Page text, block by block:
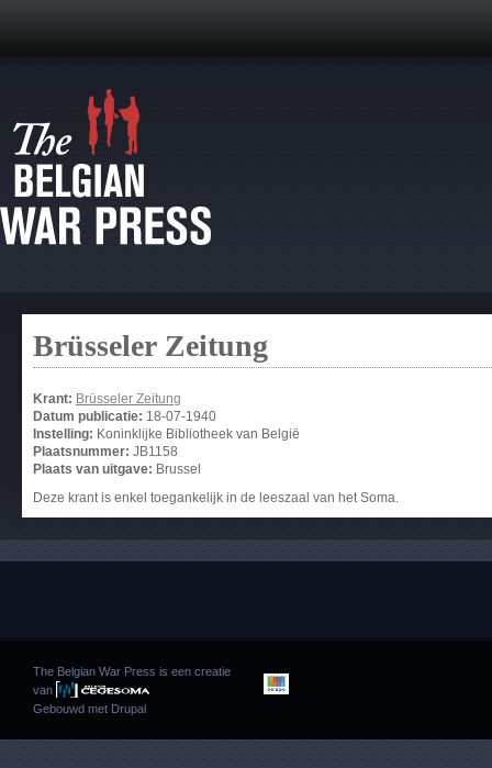
Brüsseler Zeitung
Krant: Brüsseler Zeitung
Datum publicatie: 18-07-1940
Instelling: Koninklijke Bibliotheek van België
Plaatsnummer: JB1158
Plaats van uitgave: Brussel
Deze krant is enkel toegankelijk in de leeszaal van het Soma.
The Belgian War Press is een creatie
van
Gebouwd met Drupal